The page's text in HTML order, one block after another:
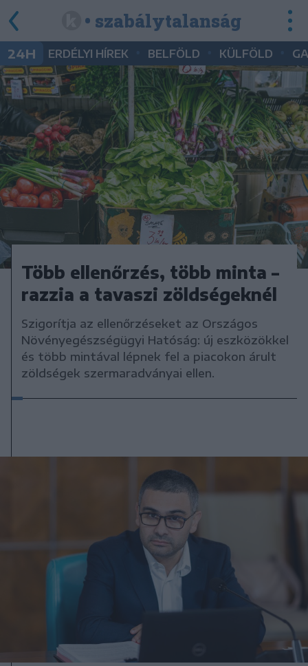
• szabálytalanság
24H ERDÉLYI HÍREK BELFÖLD KÜLFÖLD
Több ellenőrzés, több minta –
razzia a tavaszi zöldségeknél
Szigorítja az ellenőrzéseket az Országos
Növényegészségügyi Hatóság: új eszközökkel
és több mintával lépnek fel a piacokon árult
zöldségek szermaradványai ellen.